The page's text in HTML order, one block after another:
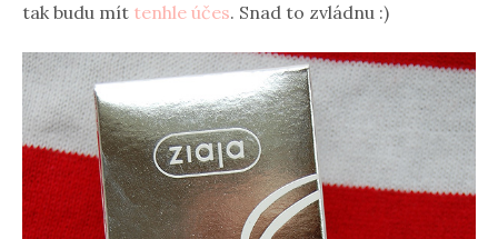
tak budu mít tenhle účes. Snad to zvládnu :)